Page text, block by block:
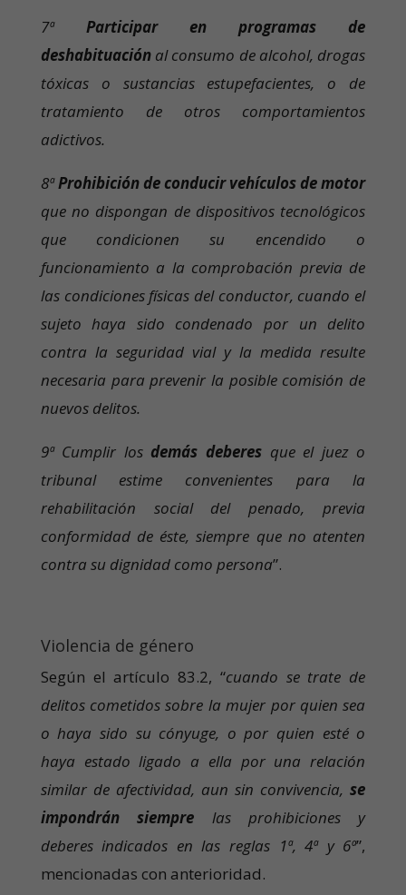
7ª Participar en programas de
deshabituaciónal consumo de alcohol, drogas
tóxicas o sustancias estupefacientes, o de
tratamiento de otros comportamientos
adictivos.
8ªProhibición de conducir vehículos de motor
que no dispongan de dispositivos tecnológicos
que condicionen su encendido o
funcionamiento a la comprobación previa de
las condiciones físicas del conductor, cuando el
sujeto haya sido condenado por un delito
contra la seguridad vial y la medida resulte
necesaria para prevenir la posible comisión de
nuevos delitos.
9ª Cumplir los demás deberes que el juez o
tribunal estime convenientes para la
rehabilitación social del penado, previa
conformidad de éste, siempre que no atenten
contra su dignidad como persona”.
Violencia de género
Según el artículo 83.2, “cuando se trate de
delitos cometidos sobre la mujer por quien sea
o haya sido su cónyuge, o por quien esté o
haya estado ligado a ella por una relación
similar de afectividad, aun sin convivencia,se
impondrán siempre las prohibiciones y
deberes indicados en las reglas 1ª, 4ª y 6ª”,
mencionadas con anterioridad.